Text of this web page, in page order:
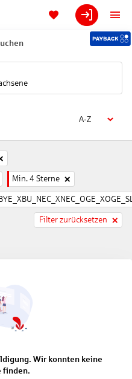
A-Z
Min. 4 Sterne
Filter zurücksetzen
Wir konnten keine
finden.